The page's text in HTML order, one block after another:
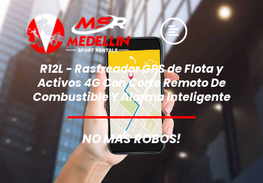
R12L - Rastreador GPS de Flota y
Activos 4G Con Corte Remoto De
Combustible Y Alarma Inteligente
NO MAS ROBOS!